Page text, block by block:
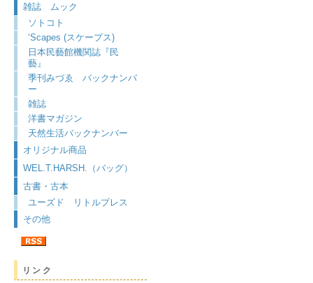
雑誌 ムック
ソトコト
‘Scapes (スケープス)
日本民藝館機関誌『民
藝』
季刊みづゑ バックナンバ
ー
雑誌
洋書マガジン
天然生活バックナンバー
オリジナル商品
WEL.T.HARSH.（バッグ）
古書・古本
ユーズド リトルプレス
その他
リンク